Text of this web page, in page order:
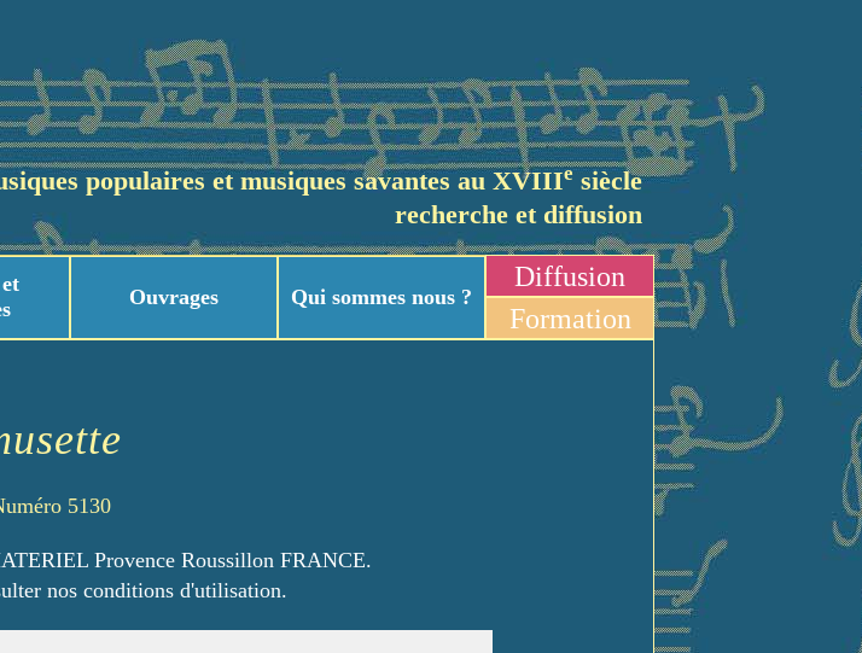
populaires et musiques savantes au XVIIIesiècle
recherche et diffusion
Ouvrages Qui sommes nous ?
Diffusion
Formation
5130
Provence Roussillon FRANCE.
nos conditions d'utilisation.